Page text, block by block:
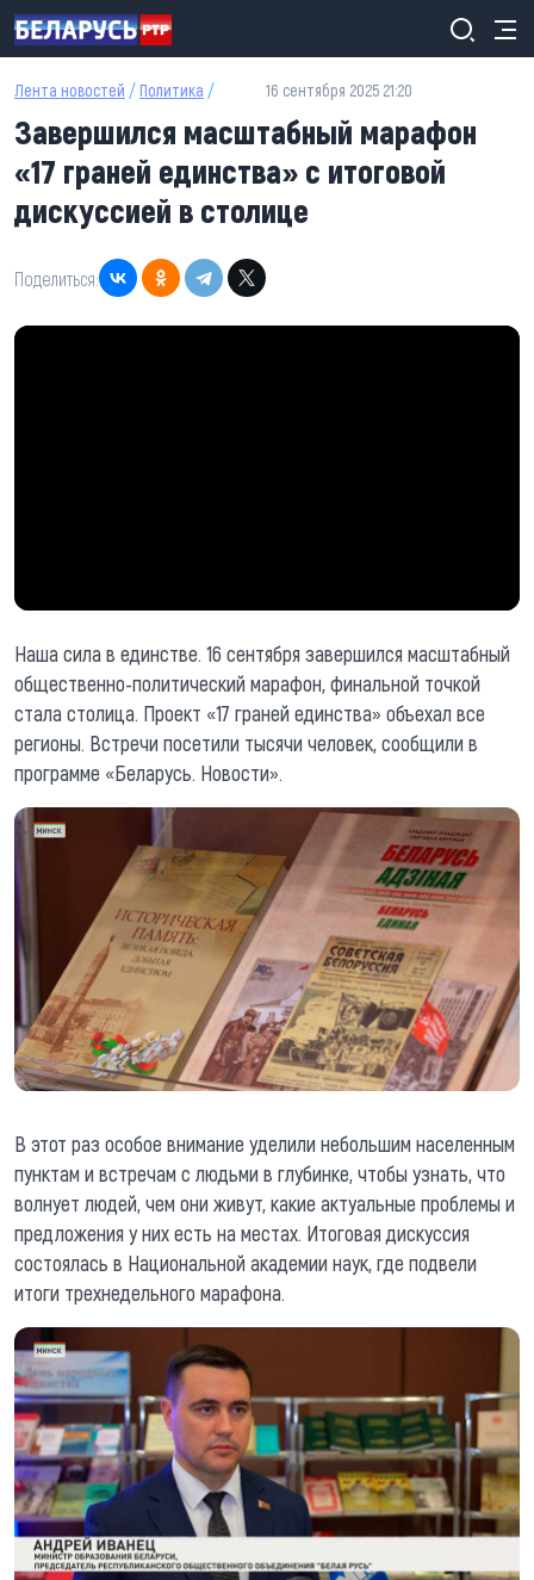
Перейти к основному содержанию
Лента новостей / Политика / 16 сентября 2025 21:20
Завершился масштабный марафон
«17 граней единства» с итоговой
дискуссией в столице
Поделиться:
Наша сила в единстве. 16 сентября завершился масштабный
общественно-политический марафон, финальной точкой
стала столица. Проект «17 граней единства» объехал все
регионы. Встречи посетили тысячи человек, сообщили в
программе «Беларусь. Новости».
В этот раз особое внимание уделили небольшим населенным
пунктам и встречам с людьми в глубинке, чтобы узнать, что
волнует людей, чем они живут, какие актуальные проблемы и
предложения у них есть на местах. Итоговая дискуссия
состоялась в Национальной академии наук, где подвели
итоги трехнедельного марафона.